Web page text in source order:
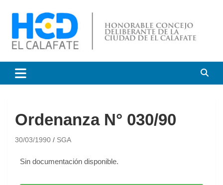
Honorable Concejo
Deliberante de El Calafate
Ordenanza N° 030/90
30/03/1990 SGA
Sin documentación disponible.